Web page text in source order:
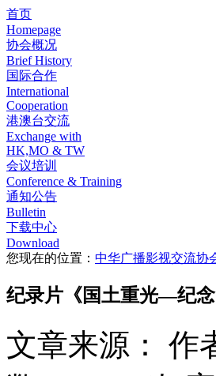
首页
Homepage
协会概况
Brief History
国际合作
International
Cooperation
港澳台交流
Exchange with
HK,MO & TW
会议培训
Conference & Training
通知公告
Bulletin
下载中心
Download
您现在的位置： 中华广播影视交流协
纪录片《国土重光—纪
文章来源： 作